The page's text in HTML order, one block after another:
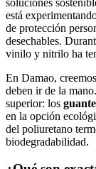
está
de protección
desechables.
vinilo y nitrilo ha
En Damao,
deben ir de la
superior: los
en la opción
del poliuretano
biodegradabilidad.